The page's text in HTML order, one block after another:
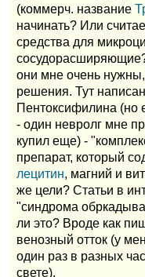
(коммерч. название
начинать? Или
средства для
они мне очень
решения. Тут
Пентоксифилина (но
- один невролг мне
купил еще) -
препарат, который
лецитин, магний и
же цели? Статьи в
"синдрома
ли это? Вроде как
венозный отток (у
один раз в разных
свете).